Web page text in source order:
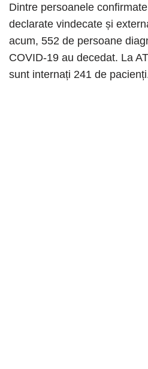
Dintre persoanele
declarate vindecate și
acum, 552 de persoane
COVID-19 au decedat. La
sunt internați 241 de